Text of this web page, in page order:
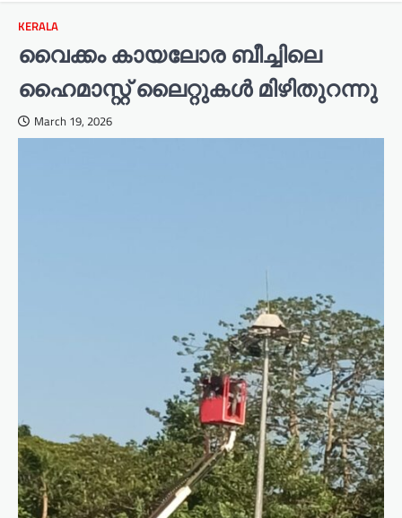
KERALA
വൈക്കം കായലോര ബീച്ചിലെ
ഹൈമാസ്റ്റ് ലൈറ്റുകൾ മിഴിതുറന്നു
March 19, 2026